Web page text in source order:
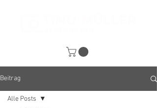
Beitrag
Alle Posts